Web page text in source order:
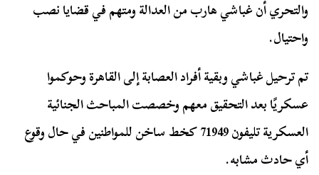
والتحري أن غباشي هارب من العدالة ومتهم في قضايا نصب
واحتيال.
تم ترحيل غباشي وبقية أفراد العصابة إلى القاهرة وحوكموا
عسكريًا بعد التحقيق معهم وخصصت المباحث الجنائية
العسكرية تليفون 71949 كخط ساخن للمواطنين في حال وقوع
أي حادث مشابه.